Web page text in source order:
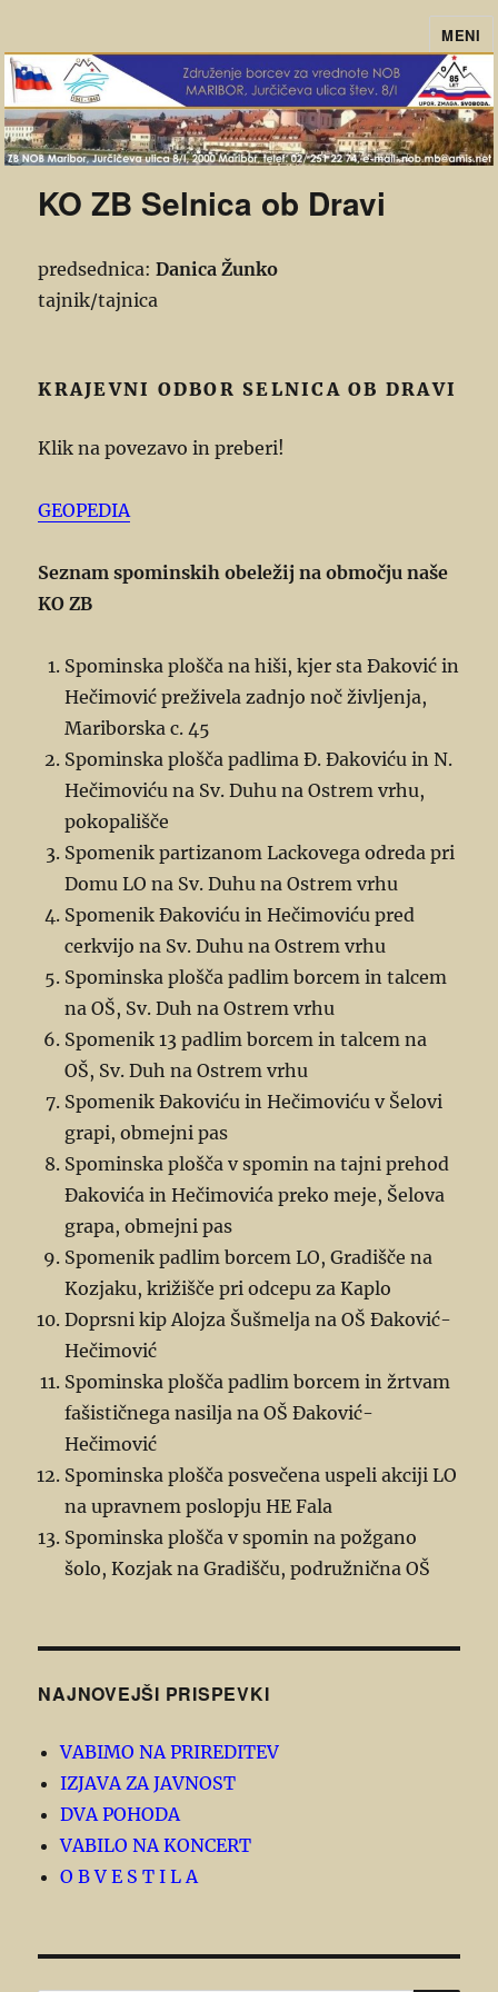
ZB-NOB Maribor MENI
KO ZB Selnica ob Dravi
predsednica:Danica Žunko
tajnik/tajnica
KRAJEVNI ODBOR SELNICA OB DRAVI
Klik na povezavo in preberi!
GEOPEDIA
Seznam spominskih obeležij na območju naše
KO ZB
Spominska plošča na hiši, kjer sta Đaković in
Hečimović preživela zadnjo noč življenja,
Mariborska c. 45
Spominska plošča padlima Đ. Đakoviću in N.
Hečimoviću na Sv. Duhu na Ostrem vrhu,
pokopališče
Spomenik partizanom Lackovega odreda pri
Domu LO na Sv. Duhu na Ostrem vrhu
Spomenik Đakoviću in Hečimoviću pred
cerkvijo na Sv. Duhu na Ostrem vrhu
Spominska plošča padlim borcem in talcem
na OŠ, Sv. Duh na Ostrem vrhu
Spomenik 13 padlim borcem in talcem na
OŠ, Sv. Duh na Ostrem vrhu
Spomenik Đakoviću in Hečimoviću v Šelovi
grapi, obmejni pas
Spominska plošča v spomin na tajni prehod
Đakovića in Hečimovića preko meje, Šelova
grapa, obmejni pas
Spomenik padlim borcem LO, Gradišče na
Kozjaku, križišče pri odcepu za Kaplo
Doprsni kip Alojza Šušmelja na OŠ Đaković-
Hečimović
Spominska plošča padlim borcem in žrtvam
fašističnega nasilja na OŠ Đaković-
Hečimović
Spominska plošča posvečena uspeli akciji LO
na upravnem poslopju HE Fala
Spominska plošča v spomin na požgano
šolo, Kozjak na Gradišču, podružnična OŠ
NAJNOVEJŠI PRISPEVKI
VABIMO NA PRIREDITEV
IZJAVA ZA JAVNOST
DVA POHODA
VABILO NA KONCERT
O B V E S T I L A